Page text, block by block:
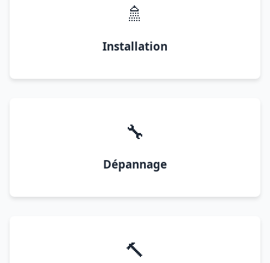
🚿
Installation
🔧
Dépannage
🔨